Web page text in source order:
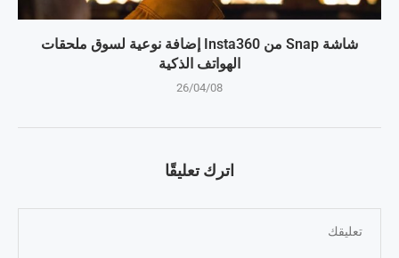
شاشة Snap من Insta360 إضافة نوعية لسوق ملحقات
الهواتف الذكية
26/04/08
اترك تعليقًا